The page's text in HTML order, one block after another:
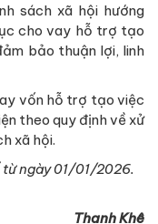
sách xã hội hướng
cho vay hỗ trợ tạo
bảo thuận lợi, linh
vốn hỗ trợ tạo việc
theo quy định về xử
xã hội.
ngày 01/01/2026.
Thanh Khê